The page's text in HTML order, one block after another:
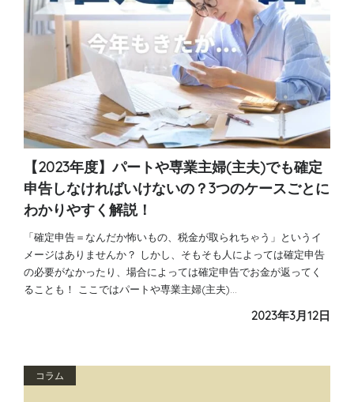
【2023年度】パートや専業主婦(主夫)でも確定
申告しなければいけないの？3つのケースごとに
わかりやすく解説！
「確定申告＝なんだか怖いもの、税金が取られちゃう」というイ
メージはありませんか？ しかし、そもそも人によっては確定申告
の必要がなかったり、場合によっては確定申告でお金が返ってく
ることも！ ここではパートや専業主婦(主夫)…
2023年3月12日
コラム